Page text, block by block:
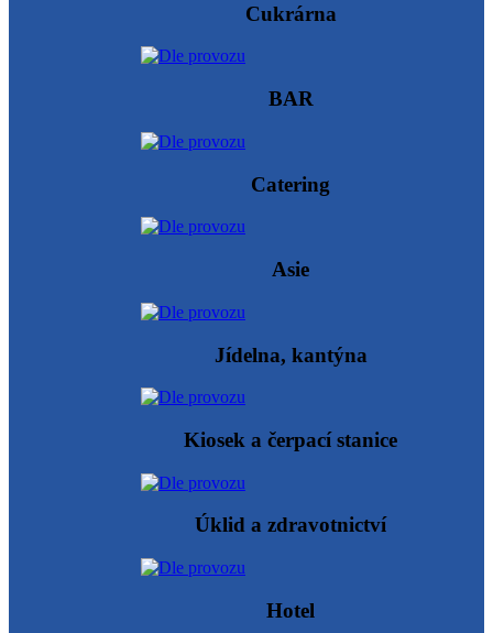
Cukrárna
BAR
Catering
Asie
Jídelna, kantýna
Kiosek a čerpací stanice
Úklid a zdravotnictví
Hotel